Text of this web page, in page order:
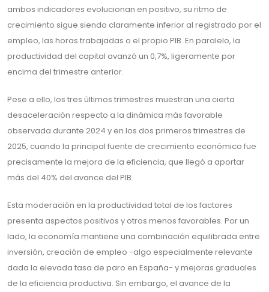
ambos indicadores evolucionan en positivo, su ritmo de
crecimiento sigue siendo claramente inferior al registrado por el
empleo, las horas trabajadas o el propio PIB. En paralelo, la
productividad del capital avanzó un 0,7%, ligeramente por
encima del trimestre anterior.
Pese a ello, los tres últimos trimestres muestran una cierta
desaceleración respecto a la dinámica más favorable
observada durante 2024 y en los dos primeros trimestres de
2025, cuando la principal fuente de crecimiento económico fue
precisamente la mejora de la eficiencia, que llegó a aportar
más del 40% del avance del PIB.
Esta moderación en la productividad total de los factores
presenta aspectos positivos y otros menos favorables. Por un
lado, la economía mantiene una combinación equilibrada entre
inversión, creación de empleo -algo especialmente relevante
dada la elevada tasa de paro en España- y mejoras graduales
de la eficiencia productiva. Sin embargo, el avance de la